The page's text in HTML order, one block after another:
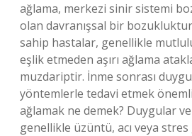
ağlama, merkezi sinir sistemi
olan davranışsal bir
sahip hastalar, genellikle
eşlik etmeden aşırı ağlama
muzdariptir. İnme sonrası
yöntemlerle tedavi etmek
ağlamak ne demek? Duygular
genellikle üzüntü, acı veya